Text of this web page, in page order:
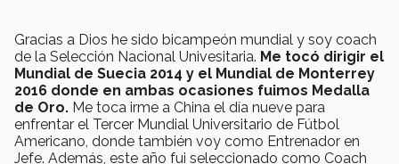
Gracias a Dios he sido bicampeón mundial y soy coach
de la Selección Nacional Univesitaria. Me tocó dirigir el
Mundial de Suecia 2014 y el Mundial de Monterrey
2016 donde en ambas ocasiones fuimos Medalla
de Oro. Me toca irme a China el día nueve para
enfrentar el Tercer Mundial Universitario de Fútbol
Americano, donde también voy como Entrenador en
Jefe. Además, este año fui seleccionado como Coach